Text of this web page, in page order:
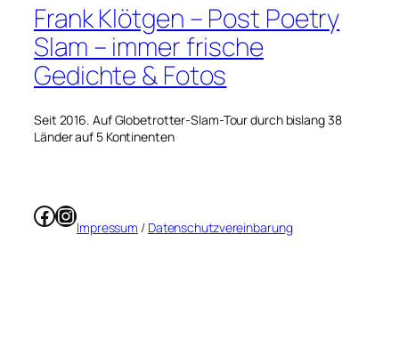
Frank Klötgen – Post Poetry
Slam – immer frische
Gedichte & Fotos
Seit 2016. Auf Globetrotter-Slam-Tour durch bislang 38
Länder auf 5 Kontinenten
Facebook
Instagram
Impressum / Datenschutzvereinbarung